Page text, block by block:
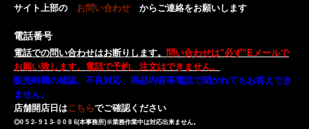
サイト上部の お問い合わせ からご連絡をお願いします
電話番号
電話での問い合わせはお断りします。
問い合わせは"必ず”Eメールで
お願い致します。電話で予約、注文はできません。
販売時期の確認、不良対応、商品内容等電話で聞かれてもお答えでき
ません。
店舗開店日はこちらでご確認ください
◎0 5 2- 9 1 3- 0 0 8 6(本事務所)※業務作業中は対応出来ません。